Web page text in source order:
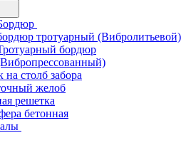
тротуарный (Вибролитьевой)
бордюр
на столб забора
желоб
решетка
бетонная